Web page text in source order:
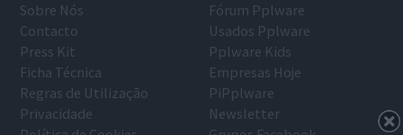
Sobre Nós
Contacto
Press Kit
Ficha Técnica
Regras de Utilização
Privacidade
Fórum Pplware
Usados Pplware
Pplware Kids
Empresas Hoje
PiPplware
Newsletter